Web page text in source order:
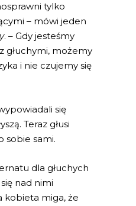
tylko
– mówi jeden
. – Gdy jesteśmy
głuchymi, możemy
i nie czujemy się
się
Teraz głusi
sobie sami.
dla głuchych
się nad nimi
kobieta miga, że